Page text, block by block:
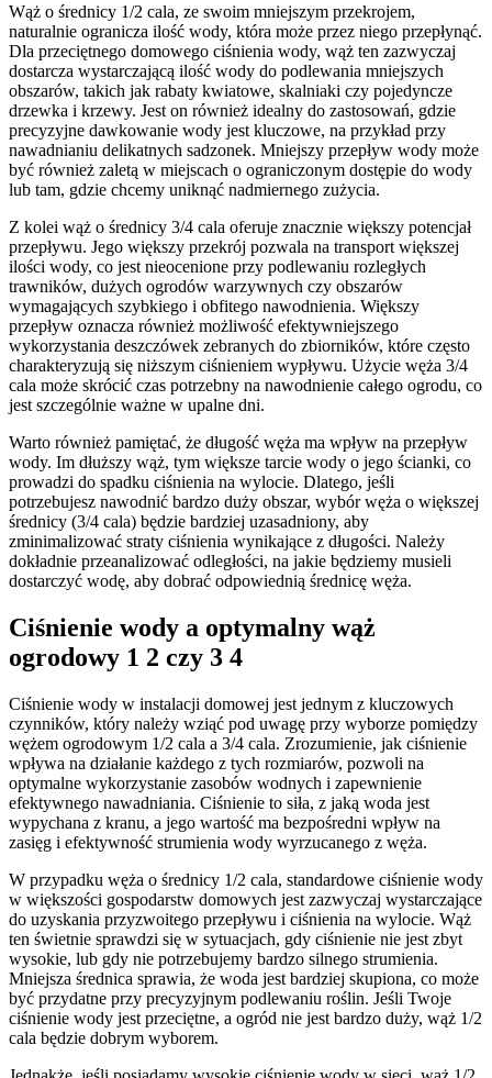
Wąż o średnicy 1/2 cala, ze swoim mniejszym przekrojem,
naturalnie ogranicza ilość wody, która może przez niego przepłynąć.
Dla przeciętnego domowego ciśnienia wody, wąż ten zazwyczaj
dostarcza wystarczającą ilość wody do podlewania mniejszych
obszarów, takich jak rabaty kwiatowe, skalniaki czy pojedyncze
drzewka i krzewy. Jest on również idealny do zastosowań, gdzie
precyzyjne dawkowanie wody jest kluczowe, na przykład przy
nawadnianiu delikatnych sadzonek. Mniejszy przepływ wody może
być również zaletą w miejscach o ograniczonym dostępie do wody
lub tam, gdzie chcemy uniknąć nadmiernego zużycia.
Z kolei wąż o średnicy 3/4 cala oferuje znacznie większy potencjał
przepływu. Jego większy przekrój pozwala na transport większej
ilości wody, co jest nieocenione przy podlewaniu rozległych
trawników, dużych ogrodów warzywnych czy obszarów
wymagających szybkiego i obfitego nawodnienia. Większy
przepływ oznacza również możliwość efektywniejszego
wykorzystania deszczówek zebranych do zbiorników, które często
charakteryzują się niższym ciśnieniem wypływu. Użycie węża 3/4
cala może skrócić czas potrzebny na nawodnienie całego ogrodu, co
jest szczególnie ważne w upalne dni.
Warto również pamiętać, że długość węża ma wpływ na przepływ
wody. Im dłuższy wąż, tym większe tarcie wody o jego ścianki, co
prowadzi do spadku ciśnienia na wylocie. Dlatego, jeśli
potrzebujesz nawodnić bardzo duży obszar, wybór węża o większej
średnicy (3/4 cala) będzie bardziej uzasadniony, aby
zminimalizować straty ciśnienia wynikające z długości. Należy
dokładnie przeanalizować odległości, na jakie będziemy musieli
dostarczyć wodę, aby dobrać odpowiednią średnicę węża.
Ciśnienie wody a optymalny wąż
ogrodowy 1 2 czy 3 4
Ciśnienie wody w instalacji domowej jest jednym z kluczowych
czynników, który należy wziąć pod uwagę przy wyborze pomiędzy
wężem ogrodowym 1/2 cala a 3/4 cala. Zrozumienie, jak ciśnienie
wpływa na działanie każdego z tych rozmiarów, pozwoli na
optymalne wykorzystanie zasobów wodnych i zapewnienie
efektywnego nawadniania. Ciśnienie to siła, z jaką woda jest
wypychana z kranu, a jego wartość ma bezpośredni wpływ na
zasięg i efektywność strumienia wody wyrzucanego z węża.
W przypadku węża o średnicy 1/2 cala, standardowe ciśnienie wody
w większości gospodarstw domowych jest zazwyczaj wystarczające
do uzyskania przyzwoitego przepływu i ciśnienia na wylocie. Wąż
ten świetnie sprawdzi się w sytuacjach, gdy ciśnienie nie jest zbyt
wysokie, lub gdy nie potrzebujemy bardzo silnego strumienia.
Mniejsza średnica sprawia, że woda jest bardziej skupiona, co może
być przydatne przy precyzyjnym podlewaniu roślin. Jeśli Twoje
ciśnienie wody jest przeciętne, a ogród nie jest bardzo duży, wąż 1/2
cala będzie dobrym wyborem.